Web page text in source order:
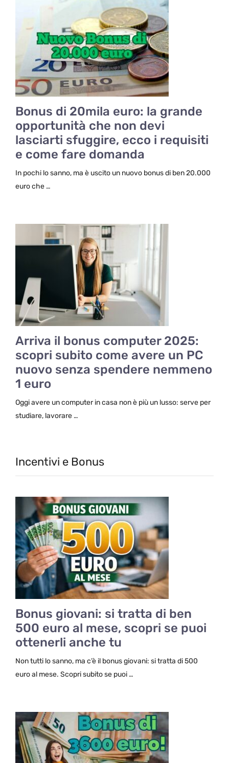
Bonus di 20mila euro: la grande
opportunità che non devi
lasciarti sfuggire, ecco i requisiti
e come fare domanda
In pochi lo sanno, ma è uscito un nuovo bonus di ben 20.000
euro che …
Arriva il bonus computer 2025:
scopri subito come avere un PC
nuovo senza spendere nemmeno
1 euro
Oggi avere un computer in casa non è più un lusso: serve per
studiare, lavorare …
Incentivi e Bonus
Bonus giovani: si tratta di ben
500 euro al mese, scopri se puoi
ottenerli anche tu
Non tutti lo sanno, ma c’è il bonus giovani: si tratta di 500
euro al mese. Scopri subito se puoi …